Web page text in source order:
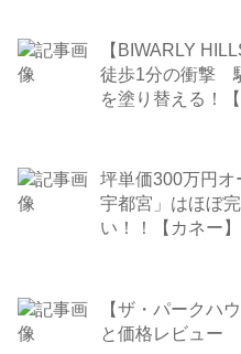
【BIWARLY
徒歩1分の衝撃
を塗り替える！
坪単価300万円
宇都宮」はほぼ
い！！【カネー】
【ザ・パークハ
と価格レビュー